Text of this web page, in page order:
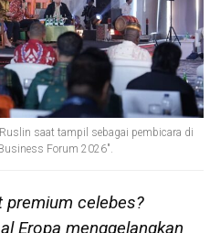
saat tampil sebagai pembicara di
Forum 2026".
premium celebes?
Eropa menggelangkan